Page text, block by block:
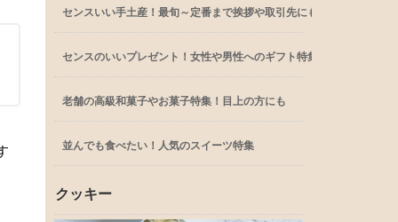
センスいい手土産！最旬～定番まで挨拶や取引先にも
センスのいいプレゼント！女性や男性へのギフト特集
老舗の高級和菓子やお菓子特集！目上の方にも
並んでも食べたい！人気のスイーツ特集
クッキー